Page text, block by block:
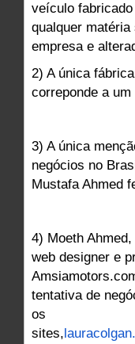
veículo
qualquer
empresa e
2) A única
correponde a
3) A única
negócios no
Mustafa Ahmed
4) Moeth
web designer e
tentativa de
os
sites,